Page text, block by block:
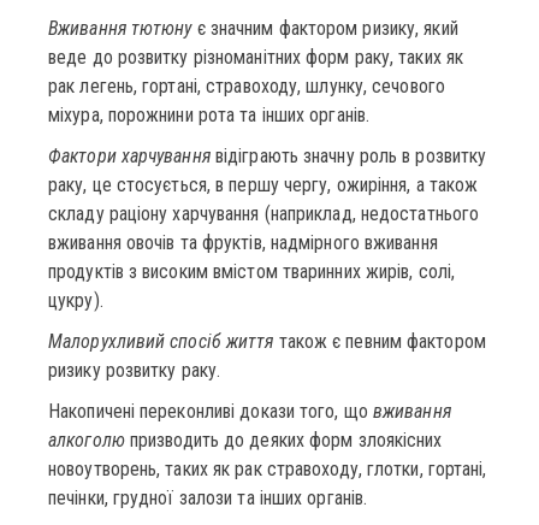
Вживання тютюнує значним фактором ризику, який
веде до розвитку різноманітних форм раку, таких як
рак легень, гортані, стравоходу, шлунку, сечового
міхура, порожнини рота та інших органів.
Фактори харчуваннявідіграють значну роль в розвитку
раку, це стосується, в першу чергу, ожиріння, а також
складу раціону харчування (наприклад, недостатнього
вживання овочів та фруктів, надмірного вживання
продуктів з високим вмістом тваринних жирів, солі,
цукру).
Малорухливий спосіб життя також є певним фактором
ризику розвитку раку.
Накопичені переконливі докази того, що вживання
алкоголюпризводить до деяких форм злоякісних
новоутворень, таких як рак стравоходу, глотки, гортані,
печінки, грудної залози та інших органів.